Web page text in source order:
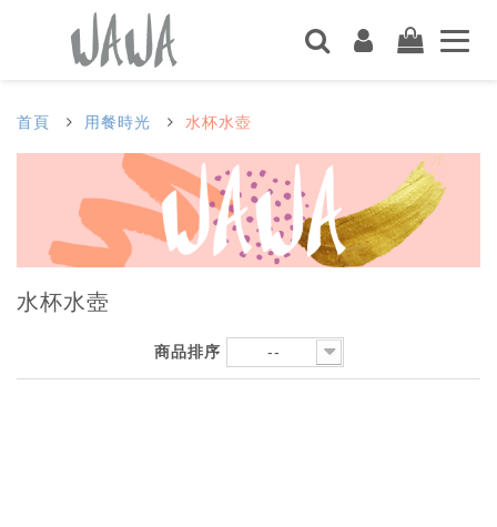
首頁 用餐時光 水杯水壺
水杯水壺
商品排序 --